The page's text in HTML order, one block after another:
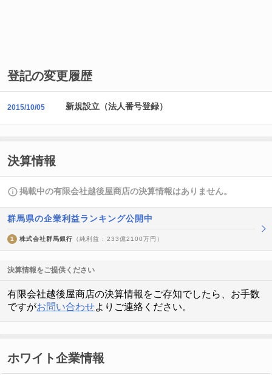
登記の変更履歴
2015/10/05 新規設立（法人番号登録）
決算情報
掲載中の有限会社越後屋商店の決算情報はありません。
群馬県の企業利益ランキング公開中
1 株式会社群馬銀行 （純利益 : 233億2100万円）
決算情報をご提供ください
有限会社越後屋商店の決算情報をご存知でしたら、お手数
ですがお問い合わせよりご連絡ください。
ホワイト企業情報